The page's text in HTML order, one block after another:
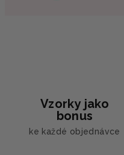
Vzorky jako
bonus
ke každé objednávce